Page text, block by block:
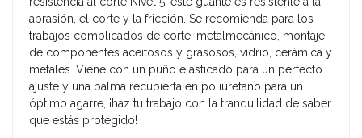
abrasión, el corte y la fricción. Se recomienda para los
trabajos complicados de corte, metalmecánico, montaje
de componentes aceitosos y grasosos, vidrio, cerámica y
metales. Viene con un puño elasticado para un perfecto
ajuste y una palma recubierta en poliuretano para un
óptimo agarre, ¡haz tu trabajo con la tranquilidad de saber
que estás protegido!